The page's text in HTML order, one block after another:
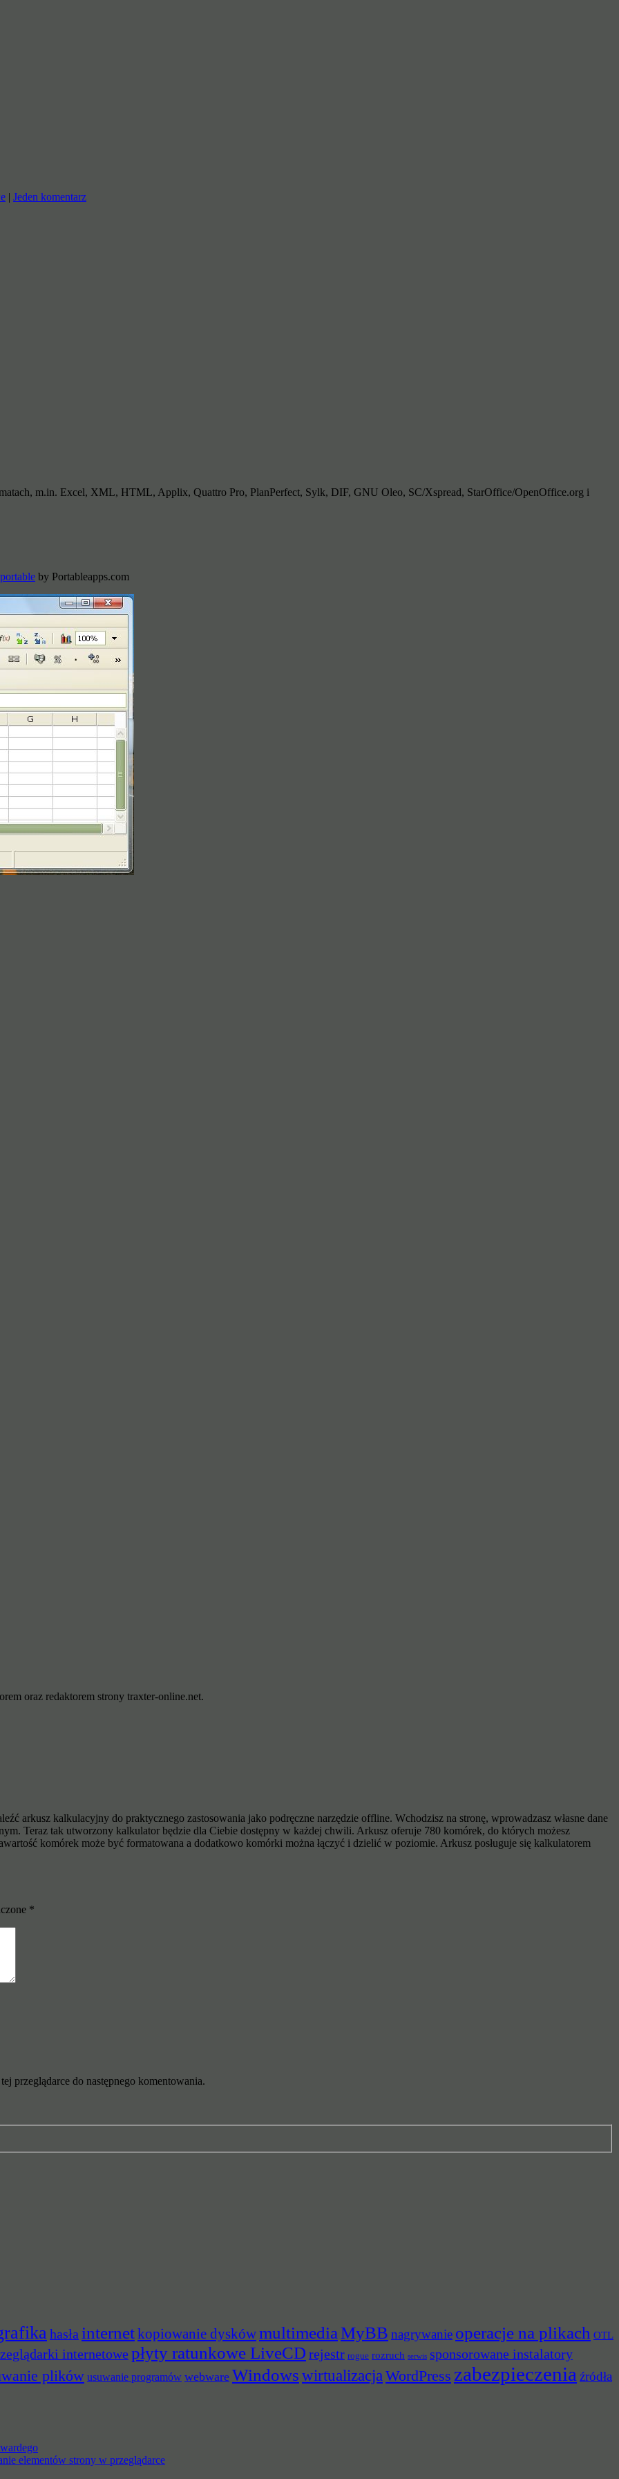
| Jeden komentarz
m.in. Excel, XML, HTML, Applix, Quattro Pro, PlanPerfect, Sylk, DIF, GNU Oleo, SC/Xspread, StarOffice/OpenOffice.org i
by Portableapps.com
oraz redaktorem strony traxter-online.net.
arkusz kalkulacyjny do praktycznego zastosowania jako podręczne narzędzie offline. Wchodzisz na stronę, wprowadzasz własne dane
Teraz tak utworzony kalkulator będzie dla Ciebie dostępny w każdej chwili. Arkusz oferuje 780 komórek, do których możesz
komórek może być formatowana a dodatkowo komórki można łączyć i dzielić w poziomie. Arkusz posługuje się kalkulatorem
*
przeglądarce do następnego komentowania.
hasła internetkopiowanie dyskówmultimediaMyBB nagrywanie operacje na plikach OTL
internetowe płyty ratunkowe LiveCD rejestr rogue rozruch serwis sponsorowane instalatory
plików usuwanie programów webware Windowswirtualizacja WordPress zabezpieczenia źródła
elementów strony w przeglądarce